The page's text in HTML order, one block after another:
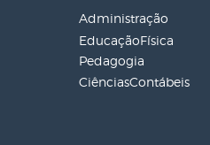
Administração
EducaçãoFísica
Pedagogia
CiênciasContábeis